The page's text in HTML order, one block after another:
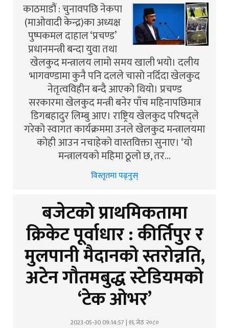
काठमाडौं : चुनावपछि नेकपा
(माओवादी केन्द्र)का अध्यक्ष
पुष्पकमल दाहाल ‘प्रचण्ड’
प्रधानमन्त्री बन्दा युवा तथा
खेलकुद मन्त्रालय लामो समय खाली भयो। दलीय
भागवण्डामा कुनै पनि दलले चासो नदिँदा खेलकुद
नेतृत्वविहीन बन्दै आएको थियो। प्रचण्ड
सरकारमा खेलकुद मन्त्री बनेर पाँच महिनापछिमात्र
डिगबहादुर लिम्बु आए। राष्ट्रिय खेलकुद परिषद्ले
गरेको स्वागत कार्यक्रममा उनले खेलकुद मन्त्रालयमा
कोही आउन नचाहेको वास्तविक्ता सुनाए। ‘यो
मन्त्रालयको महिमा ठूलो छ, तर…
विस्तृतमा पढ्नुस्
बजेटको प्राथमिकतामा
क्रिकेट पूर्वाधार : कीर्तिपुर र
मुलपानी मैदानको स्तरोन्नति,
अटेन गौतमबुद्ध स्टेडियमको
‘टेक ओभर’
2023-05-30 09:14:57 | १६ जेठ २०८०